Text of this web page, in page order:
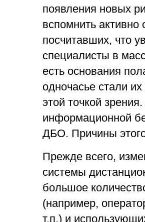
появления новых
вспомнить
посчитавших, что
специалисты в
есть основания
одночасье стали
этой точкой
информационной
ДБО. Причины
Прежде всего,
системы
большое
(например,
т.п.) и